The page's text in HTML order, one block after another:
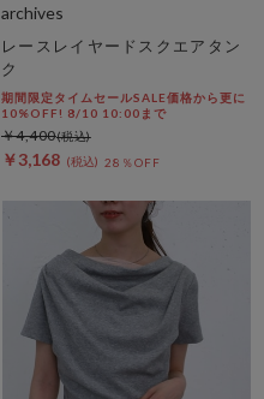
archives
レースレイヤードスクエアタン
ク
期間限定タイムセールSALE価格から更に
10%OFF! 8/10 10:00まで
￥4,400
￥3,168 28％OFF